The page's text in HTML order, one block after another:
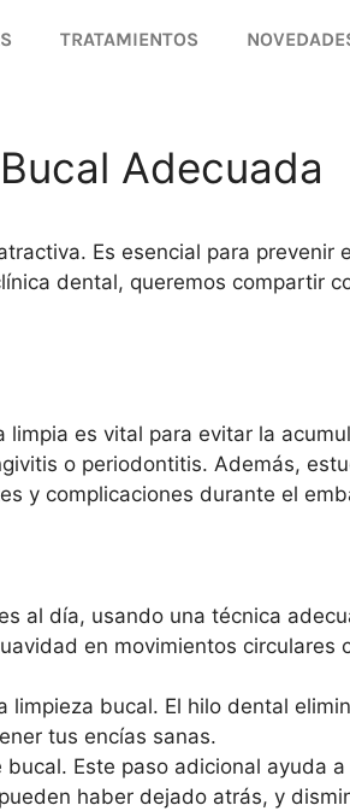
TRATAMIENTOS
Adecuada
Es esencial para
dental, queremos compartir
es vital para evitar la
o periodontitis. Además,
y complicaciones durante el
al día, usando una técnica
en movimientos circulares
limpieza bucal. El hilo dental
tus encías sanas.
Este paso adicional ayuda
haber dejado atrás, y